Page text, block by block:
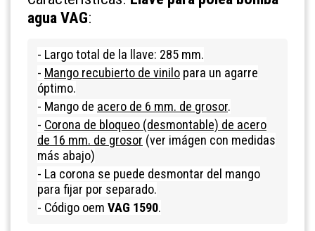
agua VAG:
- Largo total de la llave: 285 mm.
- Mango recubierto de vinilo para un agarre
óptimo.
- Mango de acero de 6 mm. de grosor.
- Corona de bloqueo (desmontable) de acero
de 16 mm. de grosor (ver imágen con medidas
más abajo)
- La corona se puede desmontar del mango
para fijar por separado.
- Código oem VAG 1590.